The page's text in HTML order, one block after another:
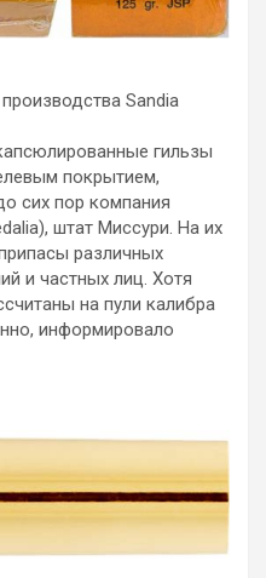
Sandia
гильзы
покрытием,
сих пор компания
штат Миссури. На их
различных
и частных лиц. Хотя
на пули калибра
информировало